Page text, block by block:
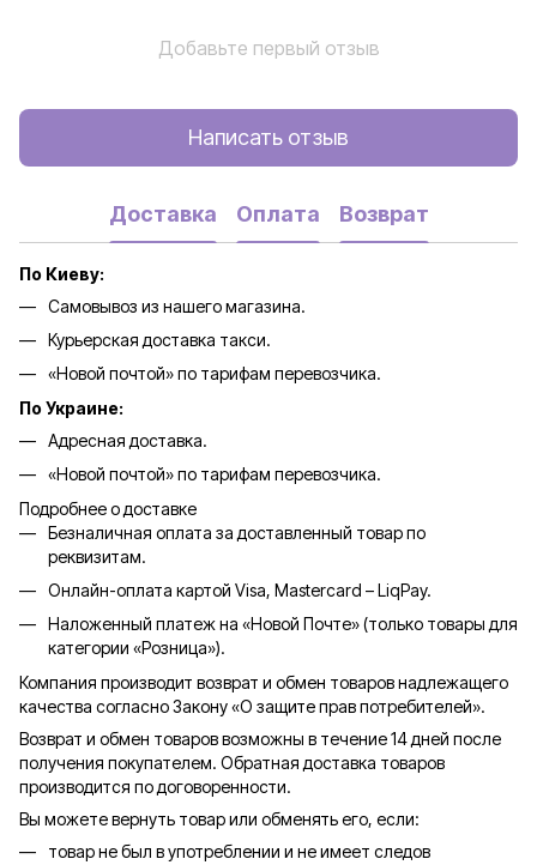
Добавьте первый отзыв
Написать отзыв
Доставка Оплата Возврат
По Киеву:
Самовывоз из нашего магазина.
Курьерская доставка такси.
«Новой почтой» по тарифам перевозчика.
По Украине:
Адресная доставка.
«Новой почтой» по тарифам перевозчика.
Подробнее о доставке
Безналичная оплата за доставленный товар по
реквизитам.
Онлайн-оплата картой Visa, Mastercard – LiqPay.
Наложенный платеж на «Новой Почте» (только товары для
категории «Розница»).
Компания производит возврат и обмен товаров надлежащего
качества согласно Закону «О защите прав потребителей».
Возврат и обмен товаров возможны в течение 14 дней после
получения покупателем. Обратная доставка товаров
производится по договоренности.
Вы можете вернуть товар или обменять его, если:
товар не был в употреблении и не имеет следов